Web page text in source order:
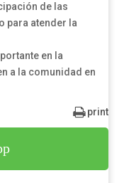
de las
para atender la
en la
a la comunidad en
print